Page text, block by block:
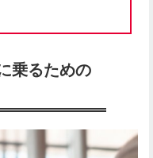
乗るための